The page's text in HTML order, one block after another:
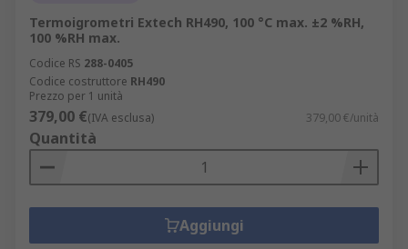
Termoigrometri Extech RH490, 100 °C max. ±2 %RH,
100 %RH max.
Codice RS 288-0405
Codice costruttore RH490
Prezzo per 1 unità
379,00 €(IVA esclusa) 379,00 €/unità
Quantità
Aggiungi